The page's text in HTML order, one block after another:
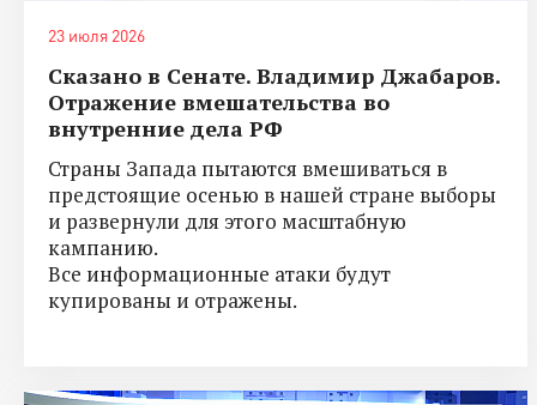
23 июля 2026
Сказано в Сенате. Владимир Джабаров.
Отражение вмешательства во
внутренние дела РФ
Страны Запада пытаются вмешиваться в
предстоящие осенью в нашей стране выборы
и развернули для этого масштабную
кампанию.
Все информационные атаки будут
купированы и отражены.